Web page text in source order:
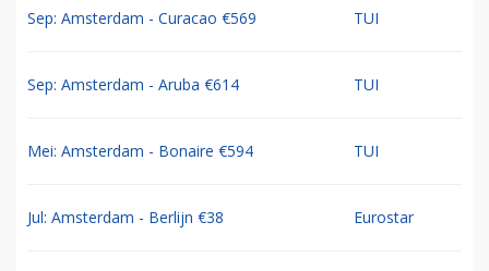
Sep: Amsterdam - Curacao €569 TUI
Sep: Amsterdam - Aruba €614 TUI
Mei: Amsterdam - Bonaire €594 TUI
Jul: Amsterdam - Berlijn €38 Eurostar